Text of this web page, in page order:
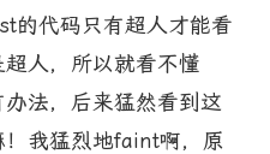
的代码只有超人才能看
人，所以就看不懂
法，后来猛然看到这
我猛烈地faint啊，原